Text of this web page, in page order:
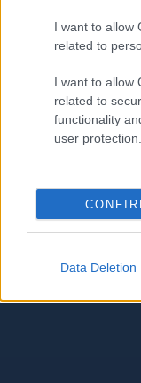
I want to allow
related to
I want to allow
related to
functionality
user protection.
Data Deletion
ΡΟΗ ΕΙΔΗΣΕΩΝ